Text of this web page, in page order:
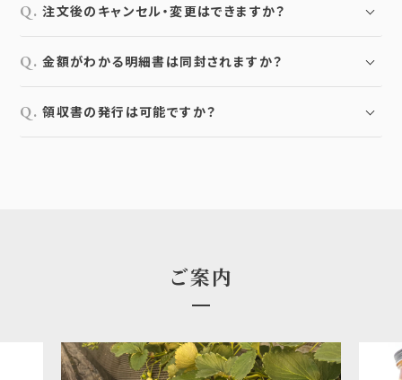
注文後のキャンセル・変更はできますか？
金額がわかる明細書は同封されますか？
領収書の発行は可能ですか？
ご案内